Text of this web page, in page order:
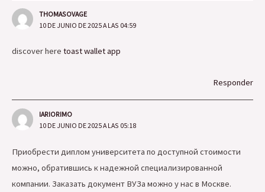
THOMASOVAGE
10 DE JUNIO DE 2025 A LAS 04:59
discover here toast wallet app
Responder
IARIORIMO
10 DE JUNIO DE 2025 A LAS 05:18
Приобрести диплом университета по доступной стоимости
можно, обратившись к надежной специализированной
компании. Заказать документ ВУЗа можно у нас в Москве.